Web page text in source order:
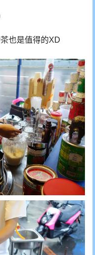
也是值得的XD